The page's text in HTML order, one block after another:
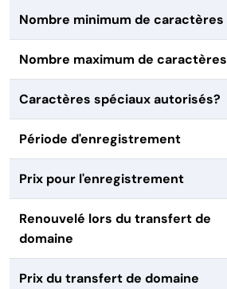
Nombre minimum de caractères
Nombre maximum de caractères
Caractères spéciaux autorisés?
Période d'enregistrement
Prix pour l'enregistrement
Renouvelé lors du transfert de
domaine
Prix du transfert de domaine